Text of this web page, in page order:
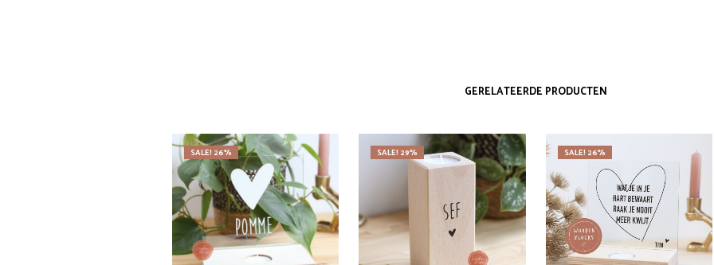
GERELATEERDE PRODUCTEN
SALE! 26% SALE! 29% SALE! 26%